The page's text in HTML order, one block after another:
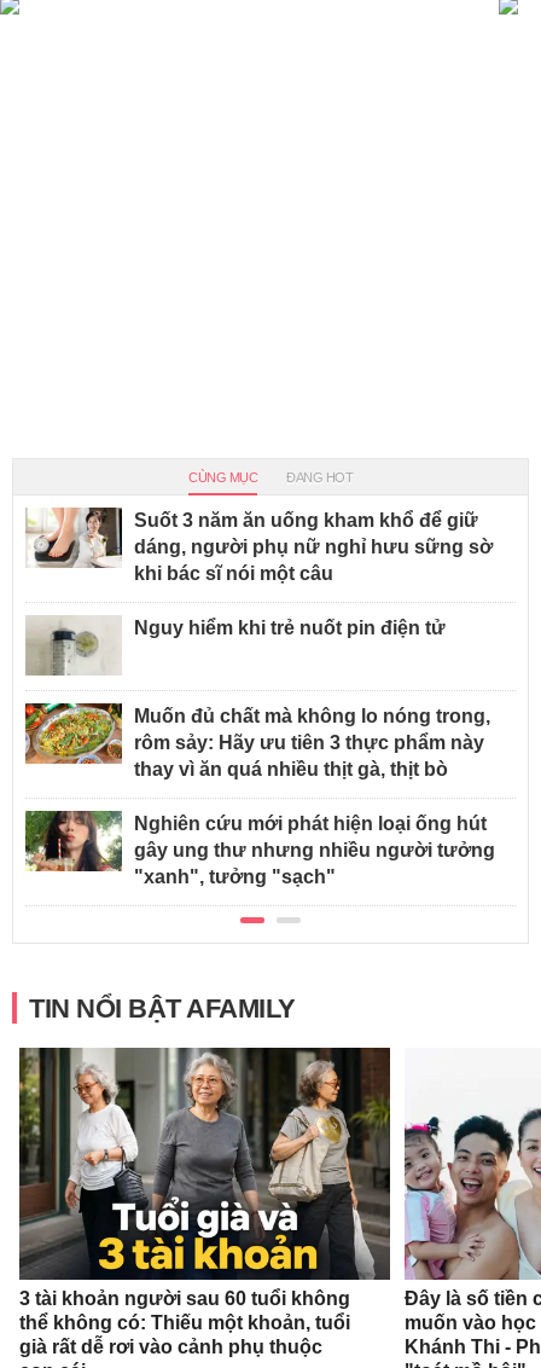
CÙNG MỤC ĐANG HOT
Suốt 3 năm ăn uống kham khổ để giữ
dáng, người phụ nữ nghỉ hưu sững sờ
khi bác sĩ nói một câu
Nguy hiểm khi trẻ nuốt pin điện tử
Muốn đủ chất mà không lo nóng trong,
rôm sảy: Hãy ưu tiên 3 thực phẩm này
thay vì ăn quá nhiều thịt gà, thịt bò
Nghiên cứu mới phát hiện loại ống hút
gây ung thư nhưng nhiều người tưởng
"xanh", tưởng "sạch"
TIN NỔI BẬT AFAMILY
3 tài khoản người sau 60 tuổi không
thể không có: Thiếu một khoản, tuổi
già rất dễ rơi vào cảnh phụ thuộc
Đây là số tiền
muốn vào
Khánh Thi -